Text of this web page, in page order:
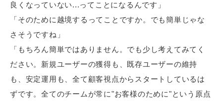
良くなっていない...ってことになるんです」
「そのために越境するってことですか。でも簡単じゃな
さそうですね」
「もちろん簡単ではありません。でも少し考えてみてく
ださい。新規ユーザーの獲得も、既存ユーザーの維持
も、安定運用も、全て顧客視点からスタートしているは
ずです。全てのチームが常に"お客様のために"という原点